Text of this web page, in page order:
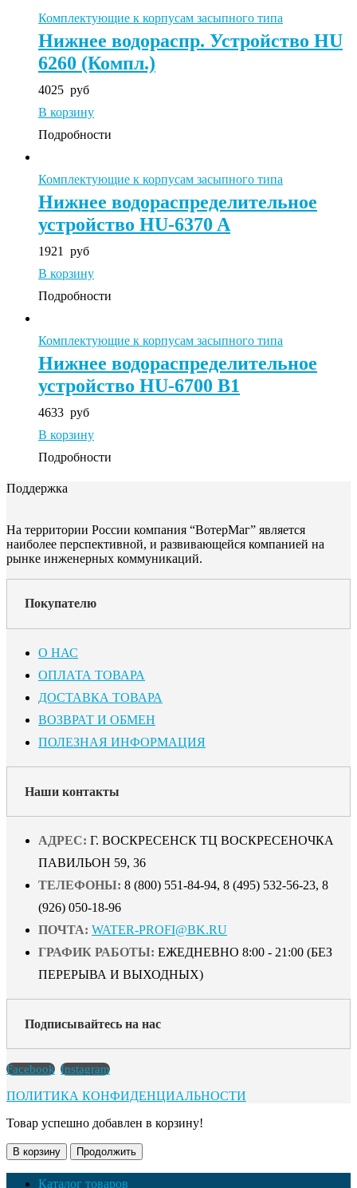
Комплектующие к корпусам засыпного типа
Нижнее водораспр. Устройство HU
6260 (Компл.)
4025 руб
В корзину
Подробности
Комплектующие к корпусам засыпного типа
Нижнее водораспределительное
устройство HU-6370 A
1921
руб
В корзину
Подробности
Комплектующие к корпусам засыпного типа
Нижнее водораспределительное
устройство HU-6700 B1
4633 руб
В корзину
Подробности
Поддержка
На территории России компания “ВотерМаг” является
наиболее перспективной, и развивающейся компанией на
рынке инженерных коммуникаций.
Покупателю
О НАС
ОПЛАТА ТОВАРА
ДОСТАВКА ТОВАРА
ВОЗВРАТ И ОБМЕН
ПОЛЕЗНАЯ ИНФОРМАЦИЯ
Наши контакты
АДРЕС: Г. ВОСКРЕСЕНСК ТЦ ВОСКРЕСЕНОЧКА
ПАВИЛЬОН 59, 36
ТЕЛЕФОНЫ: 8 (800) 551-84-94, 8 (495) 532-56-23, 8
(926) 050-18-96
ПОЧТА: WATER-PROFI@BK.RU
ГРАФИК РАБОТЫ: ЕЖЕДНЕВНО 8:00 - 21:00 (БЕЗ
ПЕРЕРЫВА И ВЫХОДНЫХ)
Подписывайтесь на нас
Facebook Instagram
ПОЛИТИКА КОНФИДЕНЦИАЛЬНОСТИ
Товар успешно добавлен в корзину!
В корзину Продолжить
Каталог товаров